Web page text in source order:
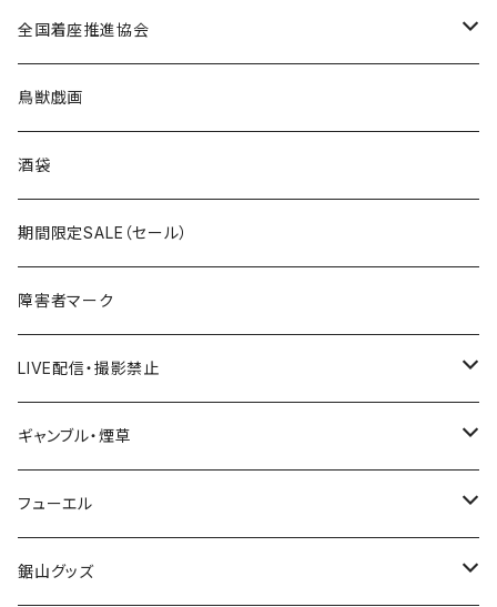
国道100～199号線
国道600～699号線
国道700～799号線
キャップ
ROUTE 0～99号線
ROUTE100～199号線
ROUTE600～699号線
ROUTE700～799号線
Tシャツ
ROUTE 0～99号線
ROUTE 100～199号線
ROUTE 600～699号線
ROUTE 700～799号線
キャップ
ROUTE 0～99号線
ROUTE 100～199号線
ROUTE 600～699号線
ROUTE 700～799号線
北海道
青森県
岩手県
宮城県
秋田県
Tシャツ
ステッカー
山形県
福島県
茨城県
栃木県
全国着座推進協会
ステッカー
鳥獣戯画
酒袋
期間限定SALE（セール）
障害者マーク
LIVE配信・撮影禁止
LIVE配信禁止
撮影禁止
ギャンブル・煙草
ホテルキーホルダー
たばこ・禁煙ステッカー
フューエル
ステッカー
鋸山グッズ